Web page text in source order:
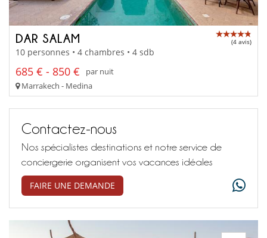
DAR SALAM (4 avis)
10 personnes • 4 chambres • 4 sdb
685 € - 850 €
par nuit
Marrakech - Medina
Contactez-nous
Nos spécialistes destinations et notre service de
conciergerie organisent vos vacances idéales
FAIRE UNE DEMANDE